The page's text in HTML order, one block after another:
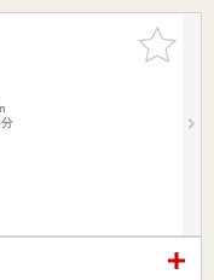
お気に入
りに追加